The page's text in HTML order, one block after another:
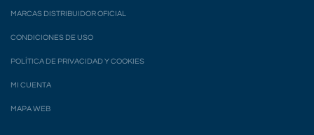
MARCAS DISTRIBUIDOR OFICIAL
CONDICIONES DE USO
POLÍTICA DE PRIVACIDAD Y COOKIES
MI CUENTA
MAPA WEB